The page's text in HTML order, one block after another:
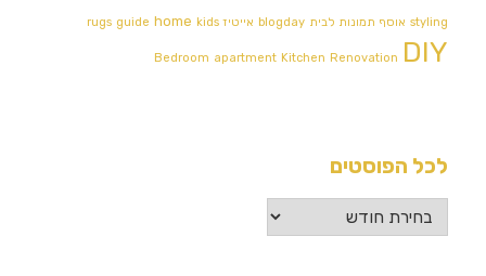
styling אוסף תמונות לבית blogday אייטיז rugs guide home kids
Bedroom apartment Kitchen Renovation DIY
לכל הפוסטים
לכל
הפוסטים